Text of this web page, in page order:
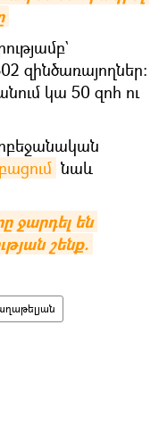
զինծառայողներ։
կա 50 զոհ ու
նաև
ջարդել են
շենք.